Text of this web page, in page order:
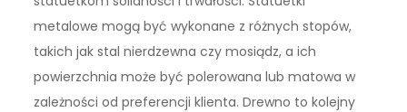
metalowe mogą być wykonane z różnych stopów,
takich jak stal nierdzewna czy mosiądz, a ich
powierzchnia może być polerowana lub matowa w
zależności od preferencji klienta. Drewno to kolejny